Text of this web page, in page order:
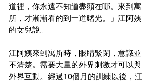
道裡，你永遠不知道盡頭在哪。來到寓
所，才漸漸看的到一道曙光。」江阿姨
的女兒說。
江阿姨來到寓所時，眼睛緊閉，意識並
不清楚。需要大量的外界刺激才可以與
外界互動。經過10個月的訓練以後，江